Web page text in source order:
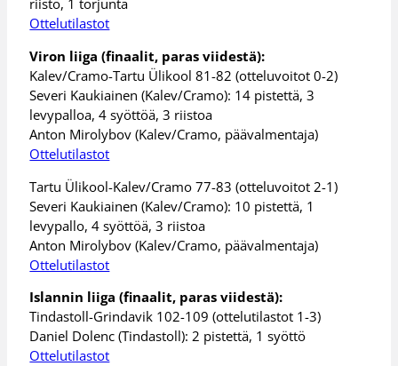
riisto, 1 torjunta
Ottelutilastot
Viron liiga (finaalit, paras viidestä):
Kalev/Cramo-Tartu Ülikool 81-82 (otteluvoitot 0-2)
Severi Kaukiainen (Kalev/Cramo): 14 pistettä, 3
levypalloa, 4 syöttöä, 3 riistoa
Anton Mirolybov (Kalev/Cramo, päävalmentaja)
Ottelutilastot
Tartu Ülikool-Kalev/Cramo 77-83 (otteluvoitot 2-1)
Severi Kaukiainen (Kalev/Cramo): 10 pistettä, 1
levypallo, 4 syöttöä, 3 riistoa
Anton Mirolybov (Kalev/Cramo, päävalmentaja)
Ottelutilastot
Islannin liiga (finaalit, paras viidestä):
Tindastoll-Grindavik 102-109 (ottelutilastot 1-3)
Daniel Dolenc (Tindastoll): 2 pistettä, 1 syöttö
Ottelutilastot